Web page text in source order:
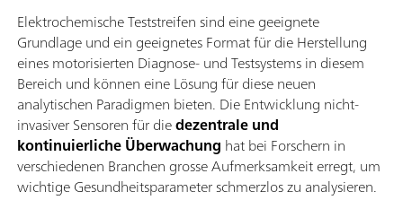
Elektrochemische Teststreifen sind eine geeignete
Grundlage und ein geeignetes Format für die Herstellung
eines motorisierten Diagnose- und Testsystems in diesem
Bereich und können eine Lösung für diese neuen
analytischen Paradigmen bieten. Die Entwicklung nicht-
invasiver Sensoren für diedezentrale und
kontinuierliche Überwachung hat bei Forschern in
verschiedenen Branchen grosse Aufmerksamkeit erregt, um
wichtige Gesundheitsparameter schmerzlos zu analysieren.